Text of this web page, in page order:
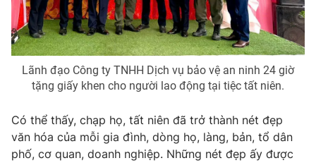
Lãnh đạo Công ty TNHH Dịch vụ bảo vệ an ninh 24 giờ
tặng giấy khen cho người lao động tại tiệc tất niên.
Có thể thấy, chạp họ, tất niên đã trở thành nét đẹp
văn hóa của mỗi gia đình, dòng họ, làng, bản, tổ dân
phố, cơ quan, doanh nghiệp. Những nét đẹp ấy được